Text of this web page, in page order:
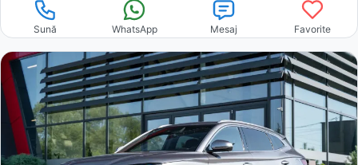
Sună WhatsApp Mesaj Favorite